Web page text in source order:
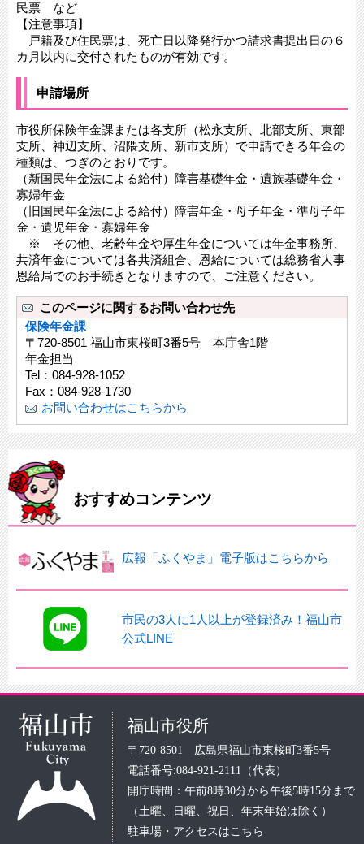
民票 など
【注意事項】
戸籍及び住民票は、死亡日以降発行かつ請求書提出日の６
カ月以内に交付されたものが有効です。
申請場所
市役所保険年金課または各支所（松永支所、北部支所、東部
支所、神辺支所、沼隈支所、新市支所）で申請できる年金の
種類は、つぎのとおりです。
（新国民年金法による給付）障害基礎年金・遺族基礎年金・
寡婦年金
（旧国民年金法による給付）障害年金・母子年金・準母子年
金・遺児年金・寡婦年金
※ その他、老齢年金や厚生年金については年金事務所、
共済年金については各共済組合、恩給については総務省人事
恩給局でのお手続きとなりますので、ご注意ください。
このページに関するお問い合わせ先
保険年金課
〒720-8501 福山市東桜町3番5号 本庁舎1階
年金担当
Tel：084-928-1052
Fax：084-928-1730
お問い合わせはこちらから
おすすめコンテンツ
広報「ふくやま」電子版はこちらから
市民の3人に1人以上が登録済み！福山市
公式LINE
福山市役所
〒720-8501 広島県福山市東桜町3番5号
電話番号:084-921-2111（代表）
開庁時間：午前8時30分から午後5時15分まで
（土曜、日曜、祝日、年末年始は除く）
駐車場・アクセスはこちら